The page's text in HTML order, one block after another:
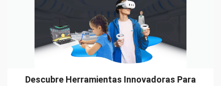
Descubre Herramientas Innovadoras Para